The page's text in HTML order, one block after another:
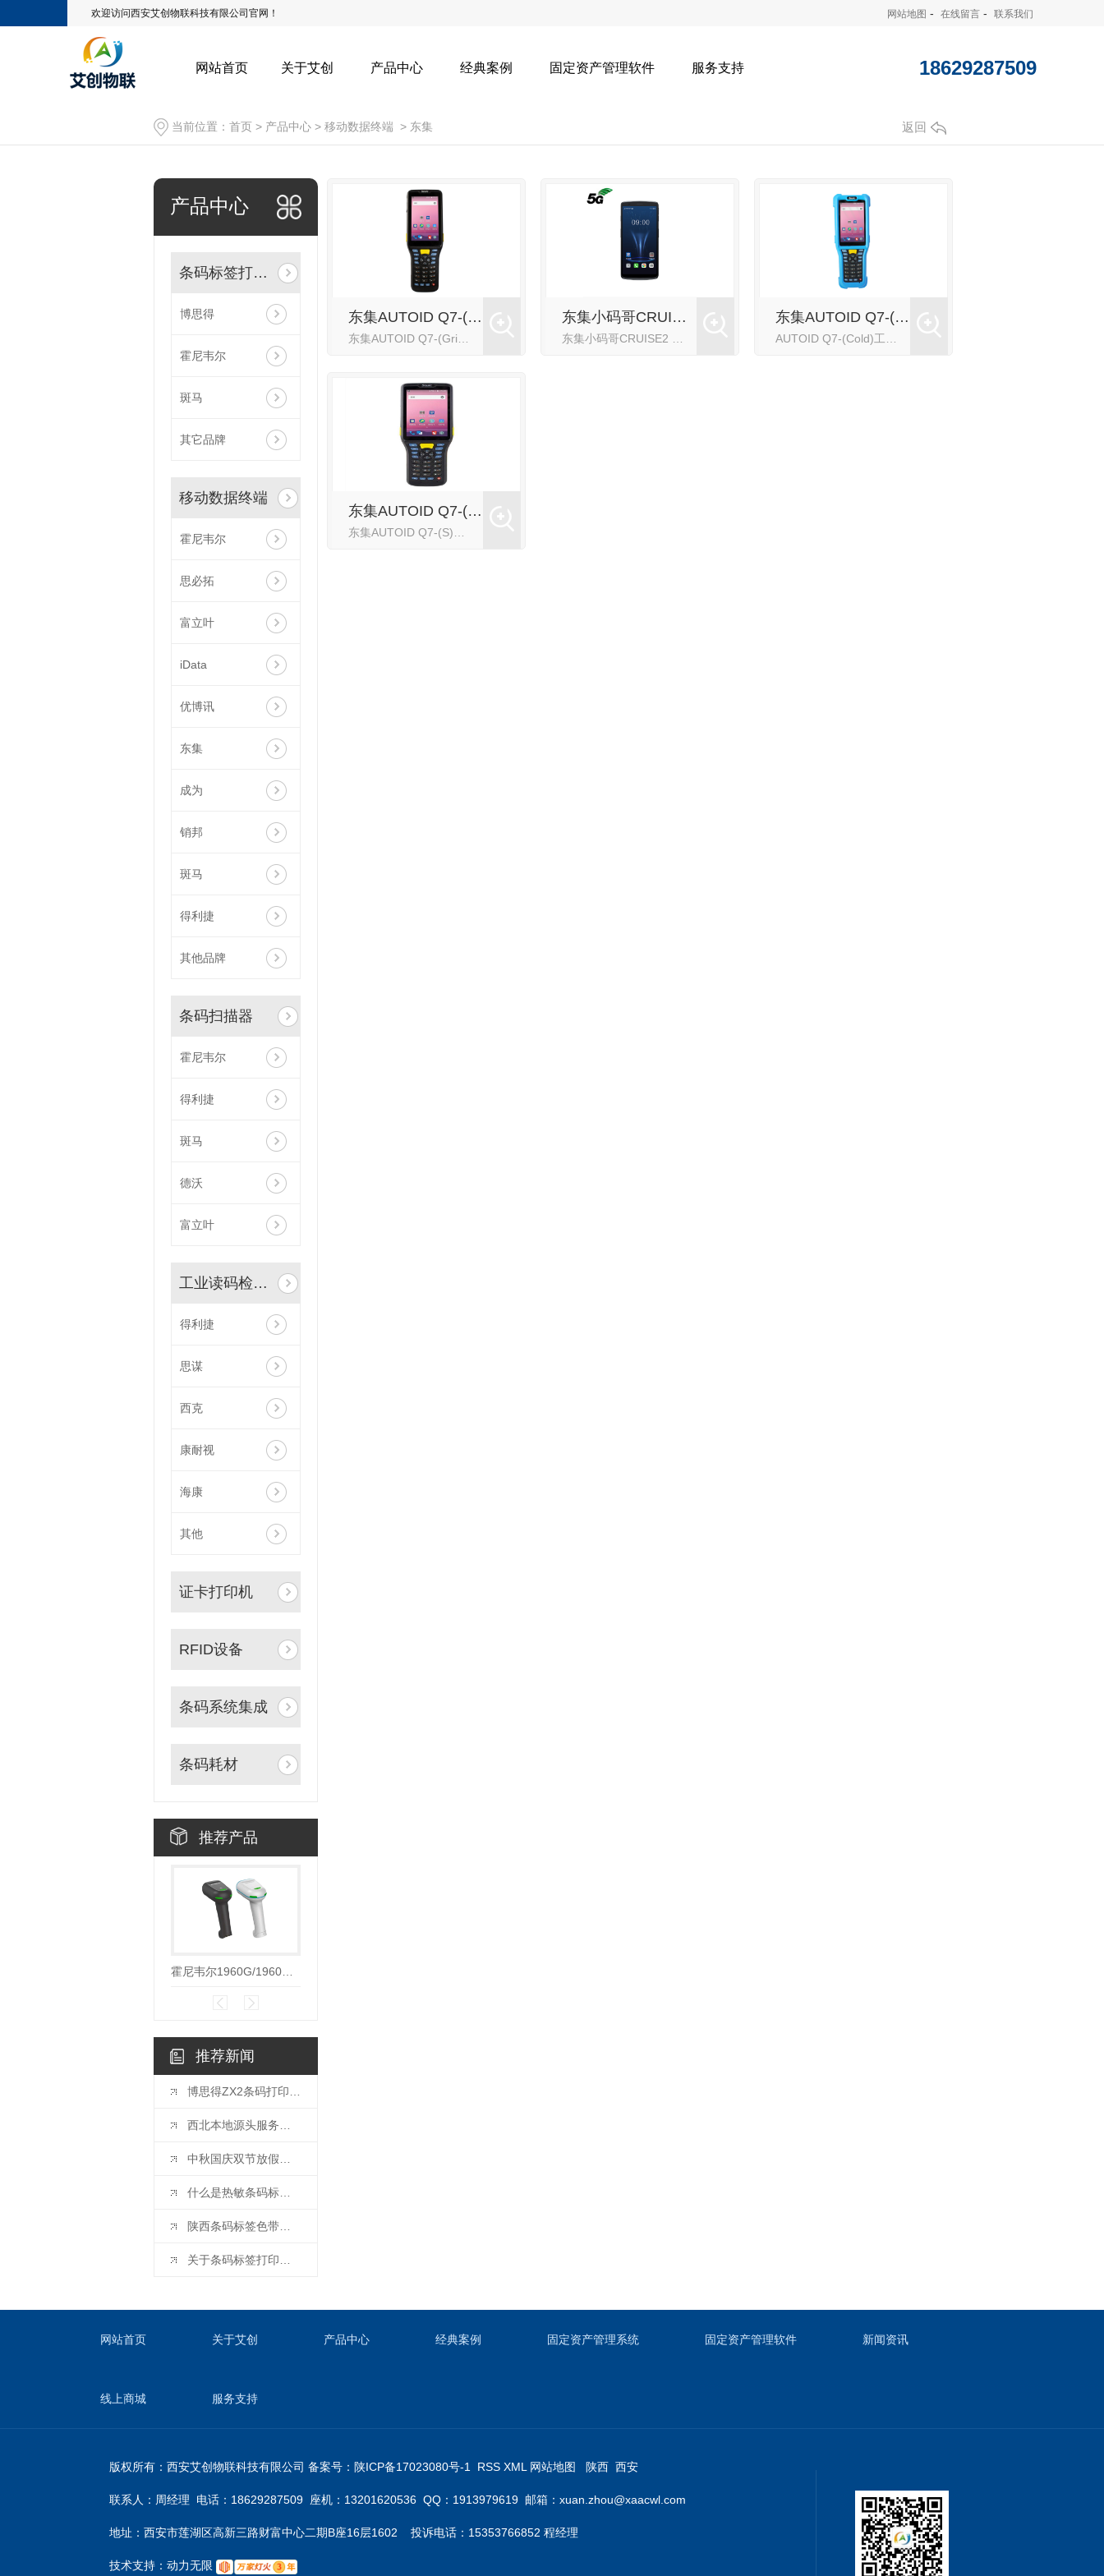
欢迎访问西安艾创物联科技有限公司官网！ 网站地图 - 在线留言 - 联系我们
网站首页 关于艾创 产品中心 经典案例 固定资产管理软件 服务支持 18629287509
当前位置： 首页 > 产品中心 > 移动数据终端 > 东集 返回
产品中心
条码标签打印机
博思得
霍尼韦尔
斑马
其它品牌
移动数据终端
霍尼韦尔
思必拓
富立叶
iData
优博讯
东集
成为
销邦
斑马
得利捷
其他品牌
条码扫描器
霍尼韦尔
得利捷
斑马
德沃
富立叶
工业读码检测设备
得利捷
思谋
西克
康耐视
海康
其他
证卡打印机
RFID设备
条码系统集成
条码耗材
推荐产品
霍尼韦尔1960G/1960H/1960LI增强型二维码高密度DPM码扫描枪
推荐新闻
博思得ZX2条码打印机ZX3标签打印机触屏版工业级彩页
西北本地源头服务商｜条码识别+智能追溯+工业物联全场景落地
中秋国庆双节放假通知-西安艾创物联科技有限公司
什么是热敏条码标签打印机？
陕西条码标签色带的选择和应用指南
关于条码标签打印机的保养事项
东集AUTOID Q7-(Grip) 仓储物流手持PDA
东集AUTOID Q7-(Grip)是一款专为供应链仓储应用打造的安卓手持PDA手持终端，支持普通扫描及15米远距扫描。形态灵活，手柄拆装便捷，专为仓储内场设计。高性能，充分满足物流仓储内场、大型立体
东集小码哥CRUISE2 5G手持终端PDA
东集小码哥CRUISE2 5G历经打磨，将5G速度与整机性能 融合，实现更稳定的连接、更低的时延与更大的容量，再次革新工作效率，适用于生产制造、公共事业、物流快递、零售电商等对低时延、大带宽要求高的
东集AUTOID Q7-(Cold)冷链仓储手持终端 手持PDA
AUTOID Q7-(Cold)工业级手持PDA手持终端，专为冷链仓储应用场景打造，多项抗低温技术，致力-25℃严苛冷链环境作业。针对冷链工作人员实际操作需求，佩戴手套也可流畅使用， 工作质量与效率
东集AUTOID Q7-(S)智能手持PDA 盘点机
东集AUTOID Q7-(S)手持PDA专注高频次、高强度内场扫描应用。轻巧便携，整机仅重300g，合理配重设计，避免“头重脚轻”。配备高品质4850mAh大容量电池，2~3小时快充，长续航，足以持续
网站首页 关于艾创 产品中心 经典案例 固定资产管理系统 固定资产管理软件 新闻资讯
线上商城 服务支持
版权所有：西安艾创物联科技有限公司 备案号： 陕ICP备17023080号-1 RSS XML 网站地图 陕西 西安
联系人：周经理 电话：18629287509 座机：13201620536 QQ：1913979619 邮箱：xuan.zhou@xaacwl.com
地址：西安市莲湖区高新三路财富中心二期B座16层1602 投诉电话：15353766852 程经理
技术支持： 动力无限